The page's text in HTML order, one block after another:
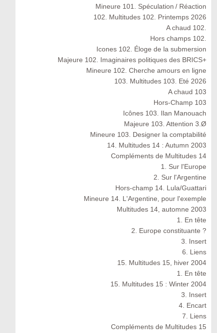
Mineure 101. Spéculation / Réaction
102. Multitudes 102. Printemps 2026
A chaud 102.
Hors champs 102.
Icones 102. Éloge de la submersion
Majeure 102. Imaginaires politiques des BRICS+
Mineure 102. Cherche amours en ligne
103. Multitudes 103. Eté 2026
A chaud 103
Hors-Champ 103
Icônes 103. Ilan Manouach
Majeure 103. Attention 3.Ø
Mineure 103. Designer la comptabilité
14. Multitudes 14 : Autumn 2003
Compléments de Multitudes 14
1. Sur l'Europe
2. Sur l'Argentine
Hors-champ 14. Lula/Guattari
Mineure 14. L'Argentine, pour l'exemple
Multitudes 14, automne 2003
1. En tête
2. Europe constituante ?
3. Insert
6. Liens
15. Multitudes 15, hiver 2004
1. En tête
15. Multitudes 15 : Winter 2004
3. Insert
4. Encart
7. Liens
Compléments de Multitudes 15